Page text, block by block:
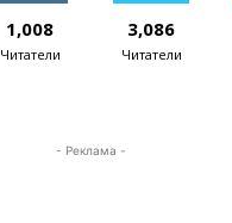
1,008
Читатели
3,086
Читатели
- Реклама -